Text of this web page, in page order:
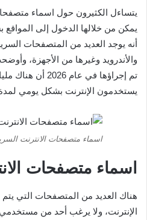
يتساءل الكثيرون حول اسماء
يمكن من خلالها الدخول إلى المواقع
أنه يوجد العديد من المتصفحات
والأندرويد وغيرها من الأجهزة،
تم إجراؤها في عام
يستخدمون الإنترنت بشكل يومي لمدة 6
اسماء متصفحات الانترنت
اسماء متصفحات
هناك العديد من المتصفحات التي
الإنترنت، ولا يرغب أحد من مستخدمي